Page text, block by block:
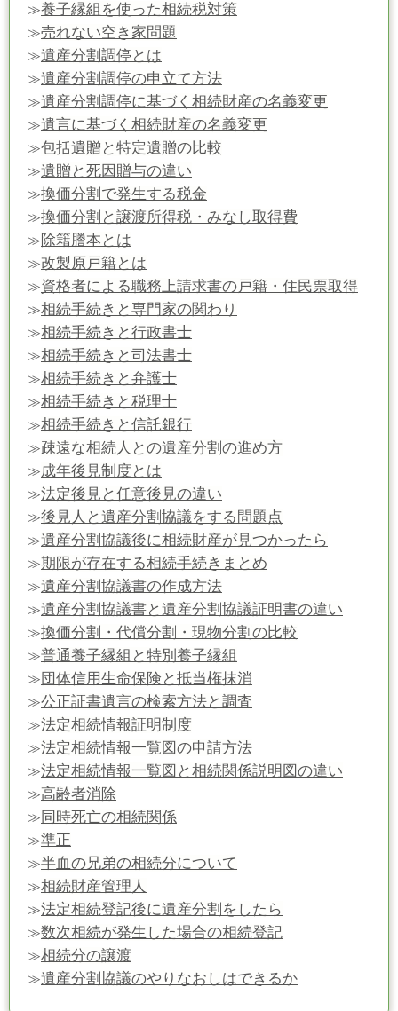
≫養子縁組を使った相続税対策
≫売れない空き家問題
≫遺産分割調停とは
≫遺産分割調停の申立て方法
≫遺産分割調停に基づく相続財産の名義変更
≫遺言に基づく相続財産の名義変更
≫包括遺贈と特定遺贈の比較
≫遺贈と死因贈与の違い
≫換価分割で発生する税金
≫換価分割と譲渡所得税・みなし取得費
≫除籍謄本とは
≫改製原戸籍とは
≫資格者による職務上請求書の戸籍・住民票取得
≫相続手続きと専門家の関わり
≫相続手続きと行政書士
≫相続手続きと司法書士
≫相続手続きと弁護士
≫相続手続きと税理士
≫相続手続きと信託銀行
≫疎遠な相続人との遺産分割の進め方
≫成年後見制度とは
≫法定後見と任意後見の違い
≫後見人と遺産分割協議をする問題点
≫遺産分割協議後に相続財産が見つかったら
≫期限が存在する相続手続きまとめ
≫遺産分割協議書の作成方法
≫遺産分割協議書と遺産分割協議証明書の違い
≫換価分割・代償分割・現物分割の比較
≫普通養子縁組と特別養子縁組
≫ 団体信用生命保険と抵当権抹消
≫公正証書遺言の検索方法と調査
≫法定相続情報証明制度
≫法定相続情報一覧図の申請方法
≫法定相続情報一覧図と相続関係説明図の違い
≫高齢者消除
≫ 同時死亡の相続関係
≫準正
≫半血の兄弟の相続分について
≫相続財産管理人
≫法定相続登記後に遺産分割をしたら
≫数次相続が発生した場合の相続登記
≫相続分の譲渡
≫遺産分割協議のやりなおしはできるか